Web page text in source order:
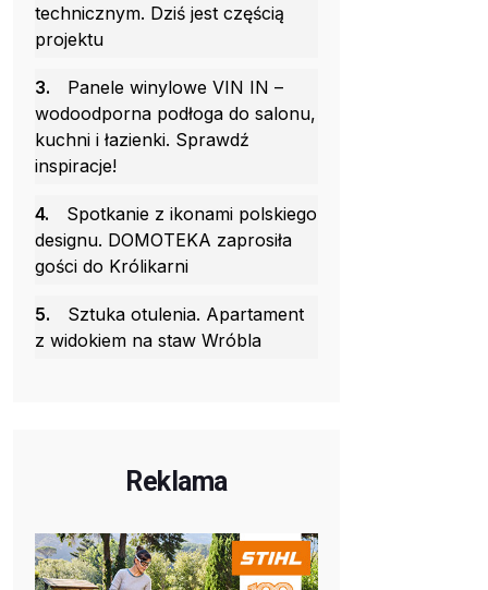
technicznym. Dziś jest częścią
projektu
3.
Panele winylowe VIN IN –
wodoodporna podłoga do salonu,
kuchni i łazienki. Sprawdź
inspiracje!
4.
Spotkanie z ikonami polskiego
designu. DOMOTEKA zaprosiła
gości do Królikarni
5.
Sztuka otulenia. Apartament
z widokiem na staw Wróbla
Reklama